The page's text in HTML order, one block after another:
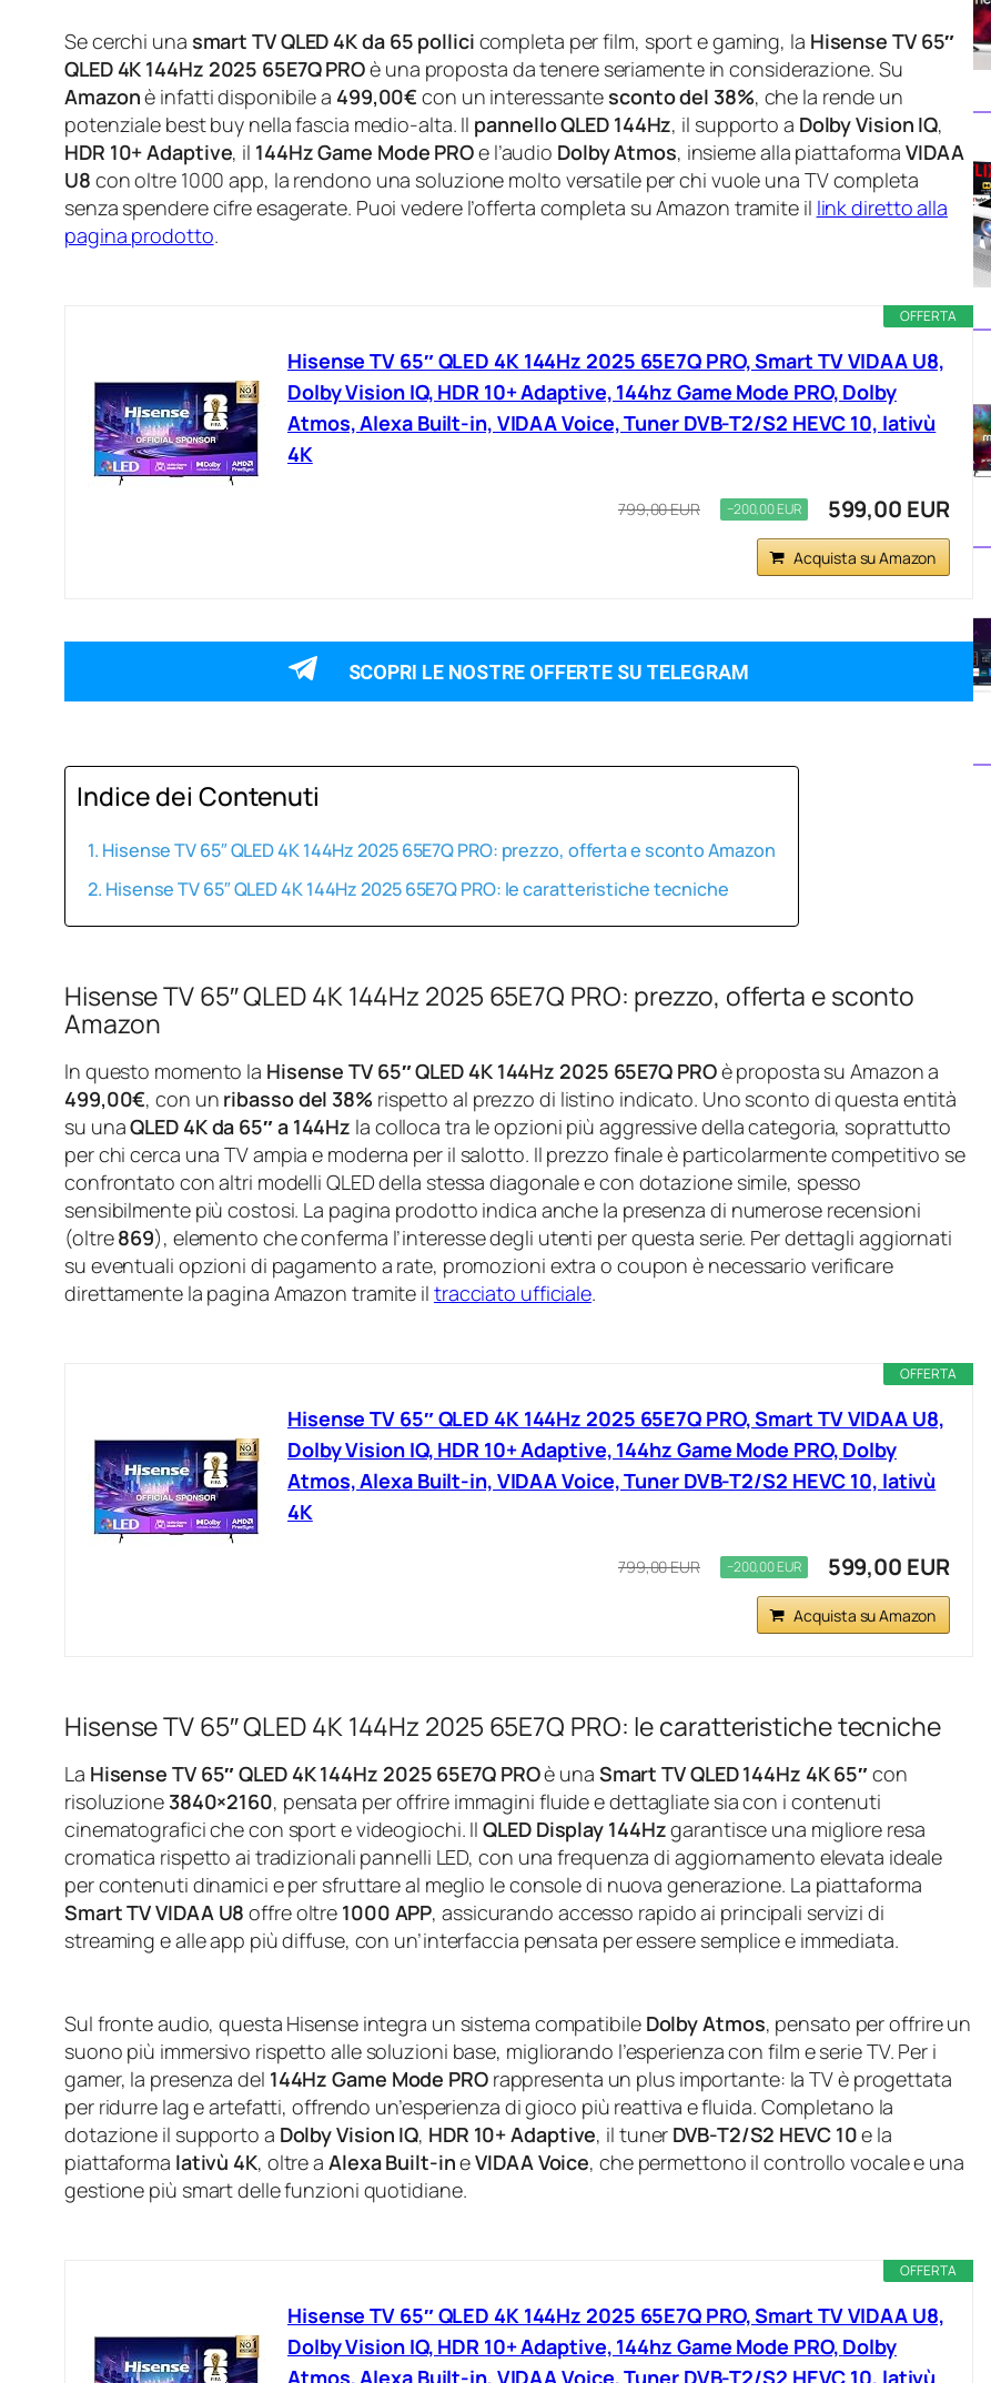
Se cerchi una smart TV QLED 4K da 65 pollici completa per film, sport e gaming, la Hisense TV 65″
QLED 4K 144Hz 2025 65E7Q PROè una proposta da tenere seriamente in considerazione. Su
Amazonè infatti disponibile a 499,00€con un interessantesconto del 38%, che la rende un
potenziale best buy nella fascia medio-alta. Il pannello QLED 144Hz, il supporto a Dolby Vision IQ,
HDR 10+ Adaptive, il 144Hz Game Mode PROe l’audio Dolby Atmos, insieme alla piattaformaVIDAA
U8 con oltre 1000 app, la rendono una soluzione molto versatile per chi vuole una TV completa
senza spendere cifre esagerate. Puoi vedere l’offerta completa su Amazon tramite il link diretto alla
pagina prodotto.
OFFERTA
Hisense TV 65″ QLED 4K 144Hz 2025 65E7Q PRO, Smart TV VIDAA U8,
Dolby Vision IQ, HDR 10+ Adaptive, 144hz Game Mode PRO, Dolby
Atmos, Alexa Built-in, VIDAA Voice, Tuner DVB-T2/S2 HEVC 10, lativù
4K
799,00 EUR −200,00 EUR 599,00 EUR
Acquista su Amazon
SCOPRI LE NOSTRE OFFERTE SU TELEGRAM
Indice dei Contenuti
Hisense TV 65″ QLED 4K 144Hz 2025 65E7Q PRO: prezzo, offerta e sconto Amazon
Hisense TV 65″ QLED 4K 144Hz 2025 65E7Q PRO: le caratteristiche tecniche
Hisense TV 65″ QLED 4K 144Hz 2025 65E7Q PRO: prezzo, offerta e sconto
Amazon
In questo momento la Hisense TV 65″ QLED 4K 144Hz 2025 65E7Q PROè proposta su Amazon a
499,00€, con un ribasso del 38% rispetto al prezzo di listino indicato. Uno sconto di questa entità
su unaQLED 4K da 65″ a 144Hz la colloca tra le opzioni più aggressive della categoria, soprattutto
per chi cerca una TV ampia e moderna per il salotto. Il prezzo finale è particolarmente competitivo se
confrontato con altri modelli QLED della stessa diagonale e con dotazione simile, spesso
sensibilmente più costosi. La pagina prodotto indica anche la presenza di numerose recensioni
(oltre869), elemento che conferma l’interesse degli utenti per questa serie. Per dettagli aggiornati
su eventuali opzioni di pagamento a rate, promozioni extra o coupon è necessario verificare
direttamente la pagina Amazon tramite il tracciato ufficiale.
OFFERTA
Hisense TV 65″ QLED 4K 144Hz 2025 65E7Q PRO, Smart TV VIDAA U8,
Dolby Vision IQ, HDR 10+ Adaptive, 144hz Game Mode PRO, Dolby
Atmos, Alexa Built-in, VIDAA Voice, Tuner DVB-T2/S2 HEVC 10, lativù
4K
799,00 EUR −200,00 EUR 599,00 EUR
Acquista su Amazon
Hisense TV 65″ QLED 4K 144Hz 2025 65E7Q PRO: le caratteristiche tecniche
La Hisense TV 65″ QLED 4K 144Hz 2025 65E7Q PROè una Smart TV QLED 144Hz 4K 65″con
risoluzione 3840×2160, pensata per offrire immagini fluide e dettagliate sia con i contenuti
cinematografici che con sport e videogiochi. IlQLED Display 144Hzgarantisce una migliore resa
cromatica rispetto ai tradizionali pannelli LED, con una frequenza di aggiornamento elevata ideale
per contenuti dinamici e per sfruttare al meglio le console di nuova generazione. La piattaforma
Smart TV VIDAA U8 offre oltre 1000 APP, assicurando accesso rapido ai principali servizi di
streaming e alle app più diffuse, con un’interfaccia pensata per essere semplice e immediata.
Sul fronte audio, questa Hisense integra un sistema compatibile Dolby Atmos, pensato per offrire un
suono più immersivo rispetto alle soluzioni base, migliorando l’esperienza con film e serie TV. Per i
gamer, la presenza del 144Hz Game Mode PROrappresenta un plus importante: la TV è progettata
per ridurre lag e artefatti, offrendo un’esperienza di gioco più reattiva e fluida. Completano la
dotazione il supporto a Dolby Vision IQ, HDR 10+ Adaptive, il tuner DVB-T2/S2 HEVC 10e la
piattaforma lativù 4K, oltre a Alexa Built-ineVIDAA Voice, che permettono il controllo vocale e una
gestione più smart delle funzioni quotidiane.
OFFERTA
Hisense TV 65″ QLED 4K 144Hz 2025 65E7Q PRO, Smart TV VIDAA U8,
Dolby Vision IQ, HDR 10+ Adaptive, 144hz Game Mode PRO, Dolby
Atmos, Alexa Built-in, VIDAA Voice, Tuner DVB-T2/S2 HEVC 10, lativù